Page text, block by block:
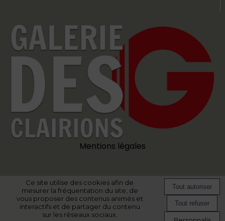
Mentions légales
Site commercialisé par Centre France Publicité
Création et hébergement
du site Internet réalisé par Net15 -Site administrable CMS propulsé par
WebSee-Conditions Générales d'Utilisation Gérer les cookies
Ce site utilise des cookies afin de
mesurer la fréquentation du site, de
vous proposer des contenus animés et
interactifs et de partager du contenu
sur les réseaux sociaux.